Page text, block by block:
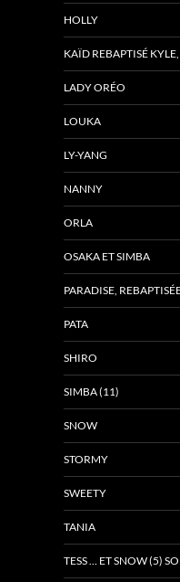
HOLLY
KAÏD REBAPTISÉ KYLE,
LADY ORÉO
LOUKA
LY-YANG
NANNY
ORLA
OSAKA ET SIMBA
PARADISE,
PATA
SHIRO
SIMBA (11)
SNOW
STORMY
SWEETY
TANIA
TESS … ET SNOW (5)